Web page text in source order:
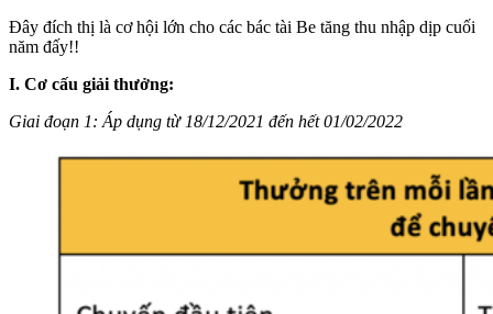
Đây đích thị là cơ hội lớn cho các bác tài Be tăng thu nhập dịp cuối
năm đấy!!
I. Cơ cấu giải thưởng:
Giai đoạn 1: Áp dụng từ 18/12/2021 đến hết 01/02/2022